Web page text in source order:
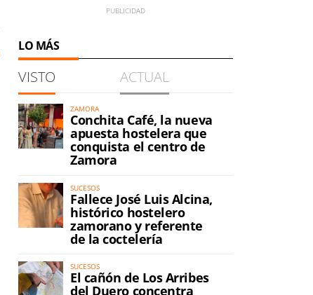
LO MÁS
VISTO ACTUAL
ZAMORA
Conchita Café, la nueva
apuesta hostelera que
conquista el centro de
Zamora
SUCESOS
Fallece José Luis Alcina,
histórico hostelero
zamorano y referente
de la coctelería
SUCESOS
El cañón de Los Arribes
del Duero concentra